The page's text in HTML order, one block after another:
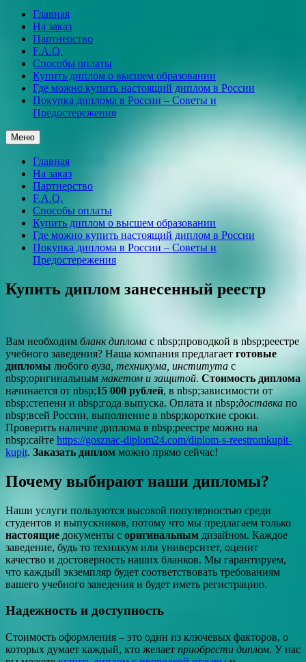
Главная
На заказ
Партнерство
F.A.Q.
Способы оплаты
Купить диплом о высшем образовании
Где можно купить настоящий диплом в России
Покупка диплома в России – Советы и
Предостережения
Меню
Главная
На заказ
Партнерство
F.A.Q.
Способы оплаты
Купить диплом о высшем образовании
Где можно купить настоящий диплом в России
Покупка диплома в России – Советы и
Предостережения
Купить диплом занесенный реестр
Вам необходим бланк диплома с nbsp;проводкой в nbsp;реестре
учебного заведения? Наша компания предлагает готовые
дипломы любого вуза, техникума, института с
nbsp;оригинальным макетом и защитой. Стоимость диплома
начинается от nbsp;15 000 рублей, в nbsp;зависимости от
nbsp;степени и nbsp;года выпуска. Оплата и nbsp;доставка по
nbsp;всей России, выполнение в nbsp;короткие сроки.
Проверить наличие диплома в nbsp;реестре можно на
nbsp;сайте https://gosznac-diplom24.com/diplom-s-reestromkupit-
kupit. Заказать диплом можно прямо сейчас!
Почему выбирают наши дипломы?
Наши услуги пользуются высокой популярностью среди
студентов и выпускников, потому что мы предлагаем только
настоящие документы с оригинальным дизайном. Каждое
заведение, будь то техникум или университет, оценит
качество и достоверность наших бланков. Мы гарантируем,
что каждый экземпляр будет соответствовать требованиям
вашего учебного заведения и будет иметь регистрацию.
Надежность и доступность
Стоимость оформления – это один из ключевых факторов, о
которых думает каждый, кто желает приобрести диплом. У нас